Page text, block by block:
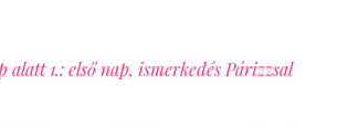
alatt 1.: első nap, ismerkedés Párizzsal